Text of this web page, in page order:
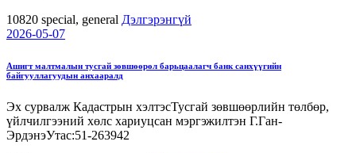
10820 special, general Дэлгэрэнгүй
2026-05-07
Ашигт малтмалын тусгай зөвшөөрөл барьцаалагч банк санхүүгийн
байгууллагуудын анхааралд
Эх сурвалж Кадастрын хэлтэсТусгай зөвшөөрлийн төлбөр,
үйлчилгээний хөлс хариуцсан мэргэжилтэн Г.Ган-
ЭрдэнэУтас:51-263942